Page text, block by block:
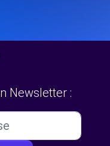
Newsletter :